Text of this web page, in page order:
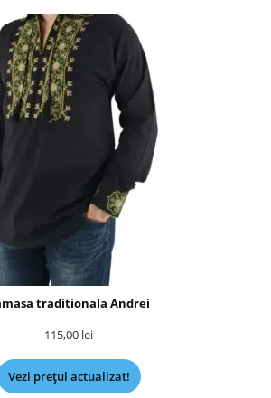
traditionala Andrei
115,00 lei
Vezi prețul actualizat!